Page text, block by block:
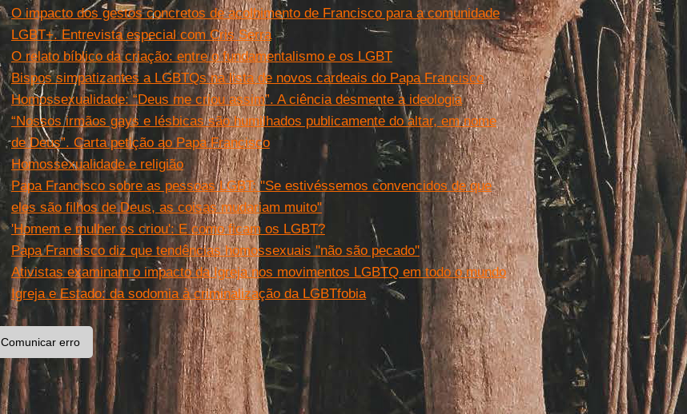
O impacto dos gestos concretos de acolhimento de Francisco para a comunidade
LGBT+. Entrevista especial com Cris Serra
O relato bíblico da criação: entre o fundamentalismo e os LGBT
Bispos simpatizantes a LGBTQs na lista de novos cardeais do Papa Francisco
Homossexualidade: “Deus me criou assim”. A ciência desmente a ideologia
“Nossos irmãos gays e lésbicas são humilhados publicamente do altar, em nome
de Deus”. Carta petição ao Papa Francisco
Homossexualidade e religião
Papa Francisco sobre as pessoas LGBT: "Se estivéssemos convencidos de que
eles são filhos de Deus, as coisas mudariam muito"
'Homem e mulher os criou': E como ficam os LGBT?
Papa Francisco diz que tendências homossexuais ''não são pecado''
Ativistas examinam o impacto da Igreja nos movimentos LGBTQ em todo o mundo
Igreja e Estado: da sodomia à criminalização da LGBTfobia
Comunicar erro